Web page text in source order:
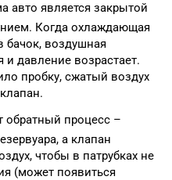
авто является закрытой
Когда охлаждающая
бачок, воздушная
и давление возрастает.
пробку, сжатый воздух
обратный процесс –
а клапан
чтобы в патрубках не
(может появиться